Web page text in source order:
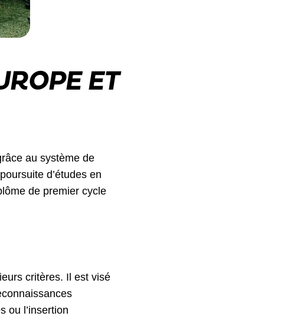
ET
au système de
d’études en
de premier cycle
critères. Il est visé
ou l’insertion